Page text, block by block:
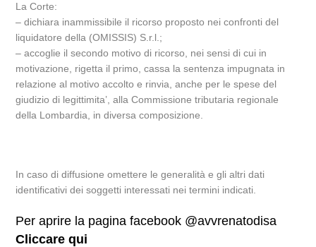
La Corte:
– dichiara inammissibile il ricorso proposto nei confronti del
liquidatore della (OMISSIS) S.r.l.;
– accoglie il secondo motivo di ricorso, nei sensi di cui in
motivazione, rigetta il primo, cassa la sentenza impugnata in
relazione al motivo accolto e rinvia, anche per le spese del
giudizio di legittimita’, alla Commissione tributaria regionale
della Lombardia, in diversa composizione.
In caso di diffusione omettere le generalità e gli altri dati
identificativi dei soggetti interessati nei termini indicati.
Per aprire la pagina facebook @avvrenatodisa
Cliccare qui